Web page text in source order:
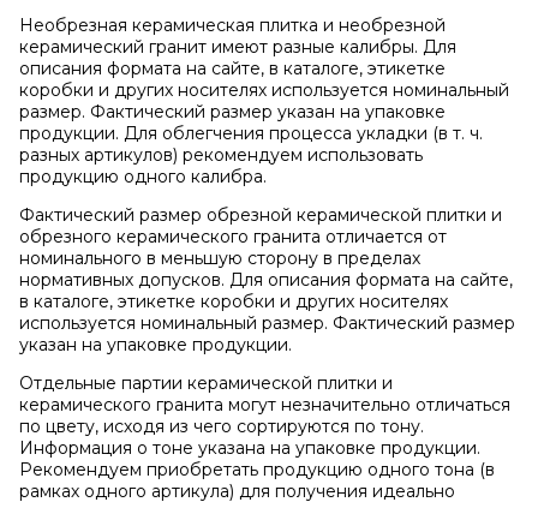
Необрезная керамическая плитка и необрезной
керамический гранит имеют разные калибры. Для
описания формата на сайте, в каталоге, этикетке
коробки и других носителях используется номинальный
размер. Фактический размер указан на упаковке
продукции. Для облегчения процесса укладки (в т. ч.
разных артикулов) рекомендуем использовать
продукцию одного калибра.
Фактический размер обрезной керамической плитки и
обрезного керамического гранита отличается от
номинального в меньшую сторону в пределах
нормативных допусков. Для описания формата на сайте,
в каталоге, этикетке коробки и других носителях
используется номинальный размер. Фактический размер
указан на упаковке продукции.
Отдельные партии керамической плитки и
керамического гранита могут незначительно отличаться
по цвету, исходя из чего сортируются по тону.
Информация о тоне указана на упаковке продукции.
Рекомендуем приобретать продукцию одного тона (в
рамках одного артикула) для получения идеально